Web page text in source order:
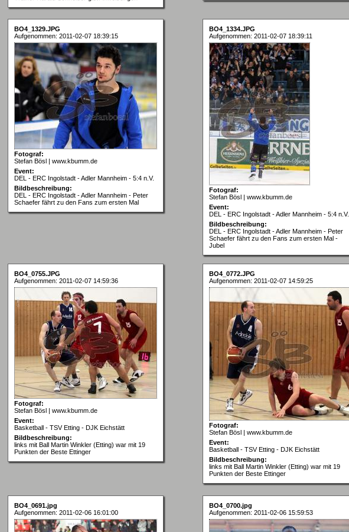
BO4_1329.JPG
Aufgenommen: 2011-02-07 18:39:15
Fotograf:
Stefan Bösl | www.kbumm.de
Event:
DEL - ERC Ingolstadt - Adler Mannheim - 5:4 n.V.
Bildbeschreibung:
DEL - ERC Ingolstadt - Adler Mannheim - Peter
Schaefer fährt zu den Fans zum ersten Mal
BO4_1334.JPG
Aufgenommen: 2011-02-07 18:39:11
Fotograf:
Stefan Bösl | www.kbumm.de
Event:
DEL - ERC Ingolstadt - Adler Mannheim - 5:4 n.V.
Bildbeschreibung:
DEL - ERC Ingolstadt - Adler Mannheim - Peter
Schaefer fährt zu den Fans zum ersten Mal -
Jubel
BO4_0755.JPG
Aufgenommen: 2011-02-07 14:59:36
Fotograf:
Stefan Bösl | www.kbumm.de
Event:
Basketball - TSV Etting - DJK Eichstätt
Bildbeschreibung:
links mit Ball Martin Winkler (Etting) war mit 19
Punkten der Beste Ettinger
BO4_0772.JPG
Aufgenommen: 2011-02-07 14:59:25
Fotograf:
Stefan Bösl | www.kbumm.de
Event:
Basketball - TSV Etting - DJK Eichstätt
Bildbeschreibung:
links mit Ball Martin Winkler (Etting) war mit 19
Punkten der Beste Ettinger
BO4_0691.jpg
Aufgenommen: 2011-02-06 16:01:00
BO4_0700.jpg
Aufgenommen: 2011-02-06 15:59:53